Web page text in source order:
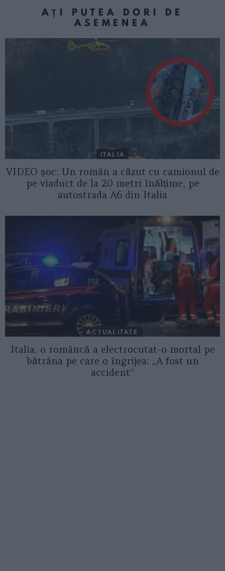
AȚI PUTEA DORI DE
ASEMENEA
ITALIA
VIDEO șoc: Un român a căzut cu camionul de
pe viaduct de la 20 metri înălțime, pe
autostrada A6 din Italia
ACTUALITATE
Italia, o româncă a electrocutat-o mortal pe
bătrâna pe care o îngrijea: „A fost un
accident”